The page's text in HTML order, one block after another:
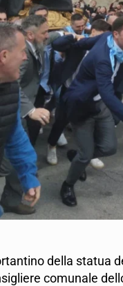
della statua
comunale